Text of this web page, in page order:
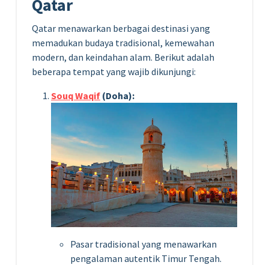
Qatar
Qatar menawarkan berbagai destinasi yang
memadukan budaya tradisional, kemewahan
modern, dan keindahan alam. Berikut adalah
beberapa tempat yang wajib dikunjungi:
Souq Waqif (Doha):
Pasar tradisional yang menawarkan
pengalaman autentik Timur Tengah.